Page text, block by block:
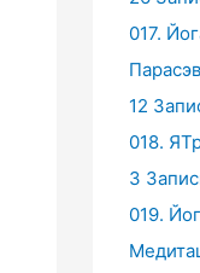
017.
12
018.
3
019.